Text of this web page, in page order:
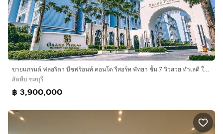
ขายแกรนด์ ฟลอริดา บีชฟร้อนท์ คอนโด รีสอร์ท พัทยา ชั้น 7 วิวสวย ทำเลดี ใกล้ทะเล
สัตหีบ ชลบุรี
฿ 3,900,000